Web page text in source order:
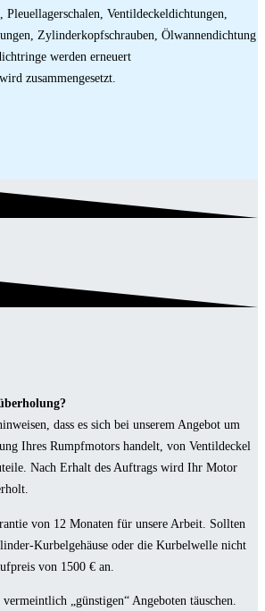
Pleuellagerschalen, Ventildeckeldichtungen,
Zylinderkopfschrauben, Ölwannendichtung
werden erneuert
zusammengesetzt.
dass es sich bei unserem Angebot um
Ihres Rumpfmotors handelt, von Ventildeckel
Nach Erhalt des Auftrags wird Ihr Motor
von 12 Monaten für unsere Arbeit. Sollten
Kurbelgehäuse oder die Kurbelwelle nicht
von 1500 € an.
„günstigen“ Angeboten täuschen.